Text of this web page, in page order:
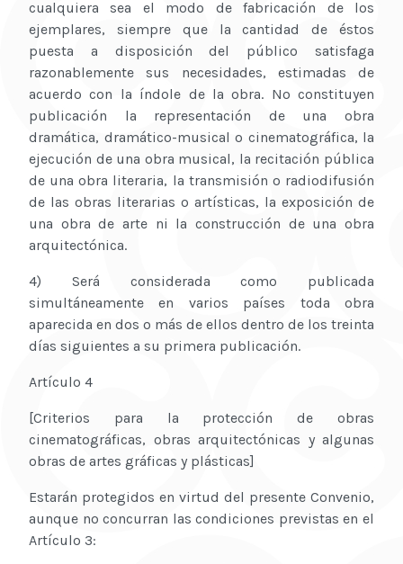
cualquiera sea el modo de fabricación de los
ejemplares, siempre que la cantidad de éstos
puesta a disposición del público satisfaga
razonablemente sus necesidades, estimadas de
acuerdo con la índole de la obra. No constituyen
publicación la representación de una obra
dramática, dramático-musical o cinematográfica, la
ejecución de una obra musical, la recitación pública
de una obra literaria, la transmisión o radiodifusión
de las obras literarias o artísticas, la exposición de
una obra de arte ni la construcción de una obra
arquitectónica.
4) Será considerada como publicada
simultáneamente en varios países toda obra
aparecida en dos o más de ellos dentro de los treinta
días siguientes a su primera publicación.
Artículo 4
[Criterios para la protección de obras
cinematográficas, obras arquitectónicas y algunas
obras de artes gráficas y plásticas]
Estarán protegidos en virtud del presente Convenio,
aunque no concurran las condiciones previstas en el
Artículo 3: